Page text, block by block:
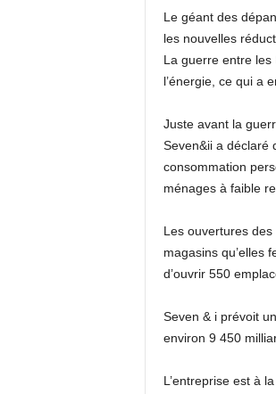
Le géant des
les nouvelles
La guerre entre les
l’énergie, ce qui a
Juste avant la
Seven&ii a déclaré
consommation
ménages à faible
Les ouvertures
magasins qu’elles
d’ouvrir 550
Seven & i prévoit
environ 9 450
L’entreprise est à